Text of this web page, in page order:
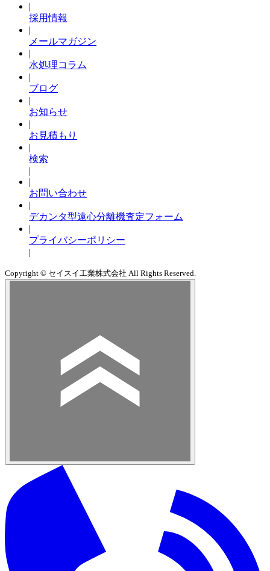
|
採用情報
|
メールマガジン
|
水処理コラム
|
ブログ
|
お知らせ
|
お見積もり
|
検索
|
|
お問い合わせ
|
デカンタ型遠心分離機査定フォーム
|
プライバシーポリシー
|
Copyright © セイスイ工業株式会社 All Rights Reserved.